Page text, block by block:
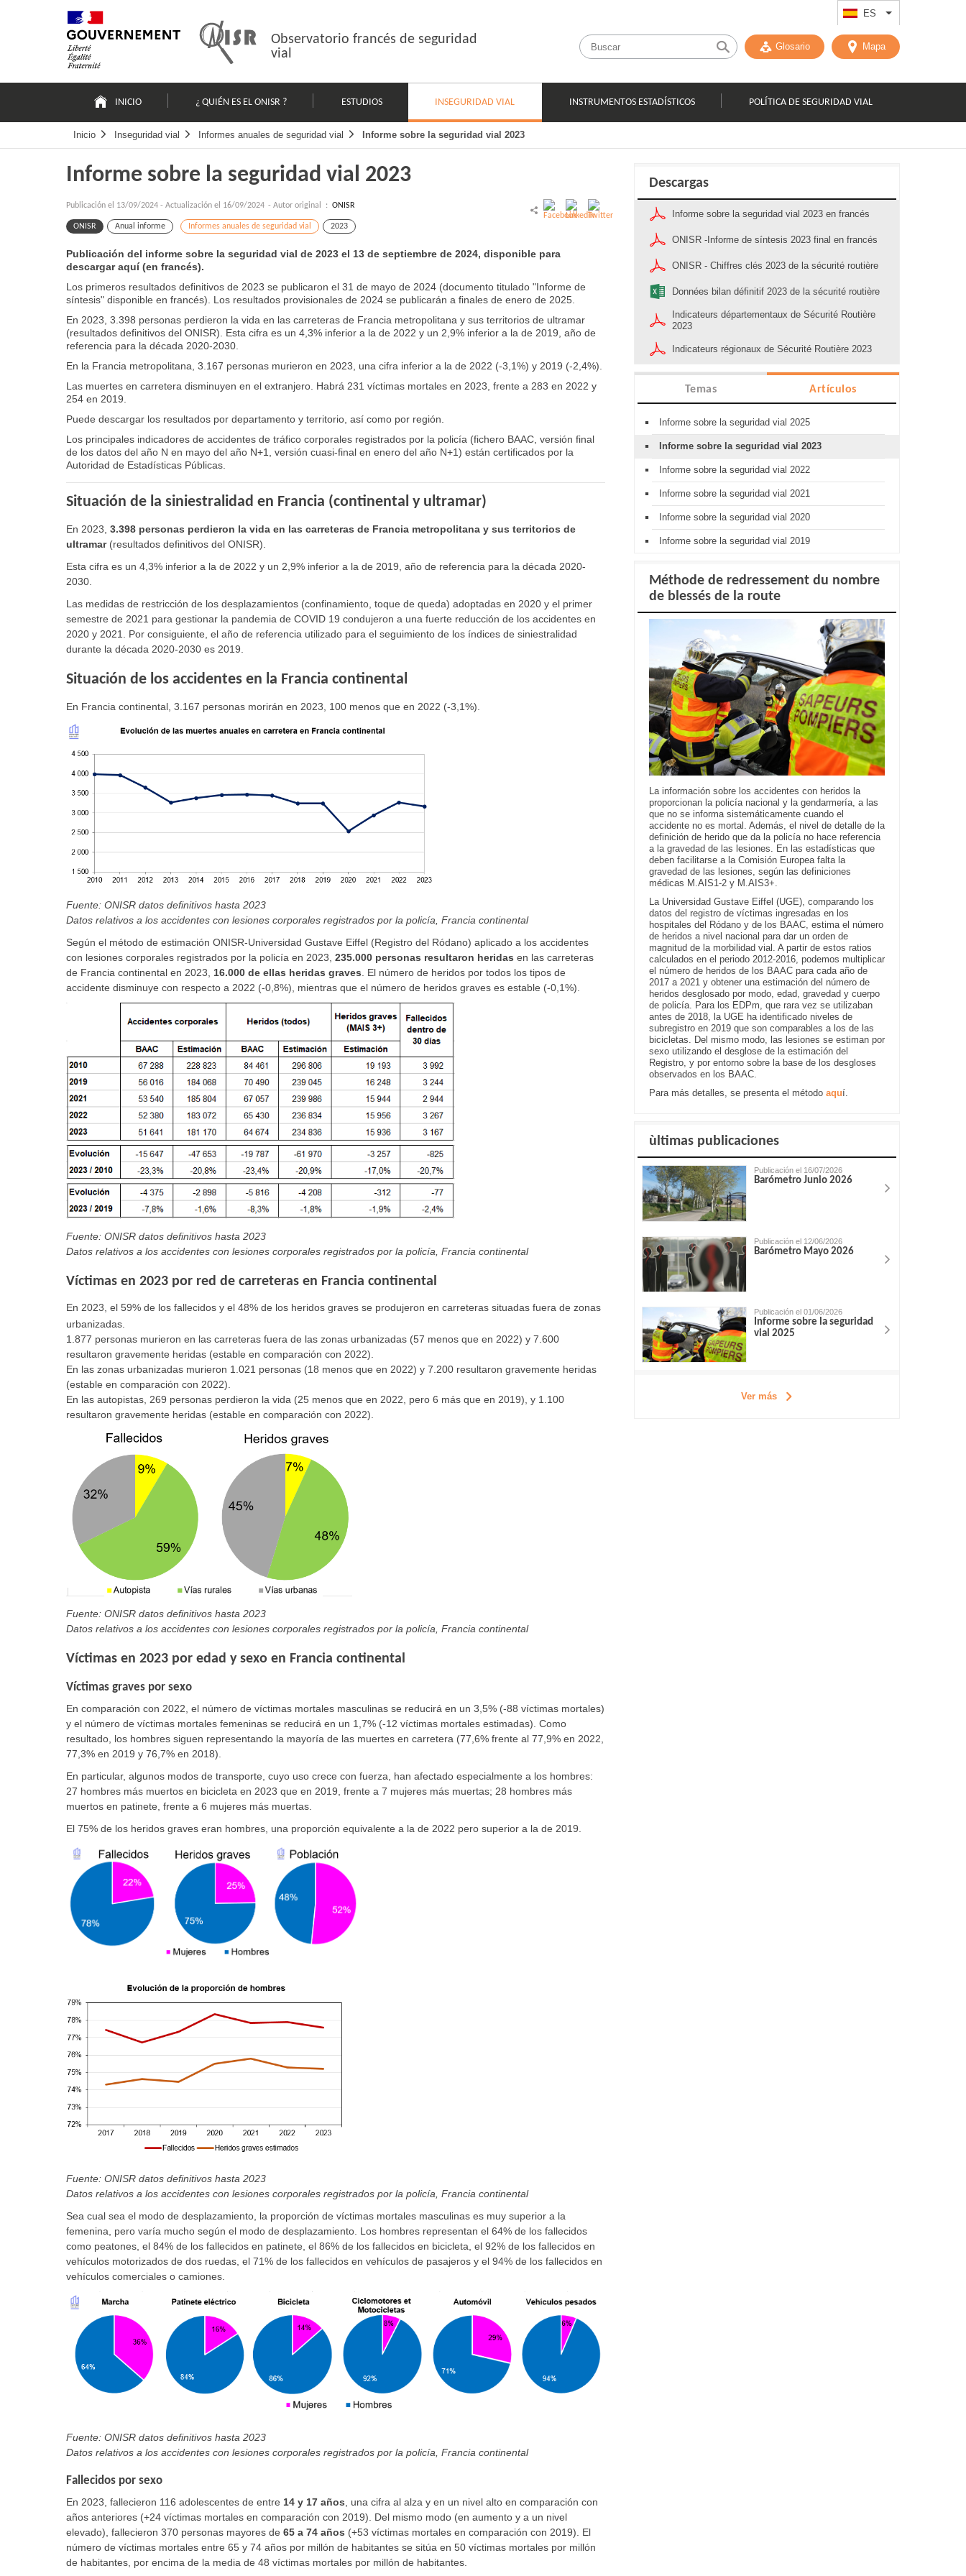
ES List additional
Observatorio francés de seguridad
vial
Glosario Mapa
principale
INICIO ¿ QUIÉN ES EL ONISR ? ESTUDIOS INSEGURIDAD VIAL INSTRUMENTOS ESTADÍSTICOS POLÍTICA DE SEGURIDAD VIAL
Inicio Inseguridad vial Informes anuales de seguridad vial Informe sobre la seguridad vial 2023
Informe sobre la seguridad vial 2023
Publicación el 13/09/2024 - Actualización el 16/09/2024 - Autor original : ONISR
ONISR Anual informe Informes anuales de seguridad vial 2023
Publicación del informe sobre la seguridad vial de 2023 el 13 de septiembre de 2024, disponible para
descargar aquí (en francés).
Los primeros resultados definitivos de 2023 se publicaron el 31 de mayo de 2024 (documento titulado "Informe de
síntesis" disponible en francés). Los resultados provisionales de 2024 se publicarán a finales de enero de 2025.
En 2023, 3.398 personas perdieron la vida en las carreteras de Francia metropolitana y sus territorios de ultramar
(resultados definitivos del ONISR). Esta cifra es un 4,3% inferior a la de 2022 y un 2,9% inferior a la de 2019, año de
referencia para la década 2020-2030.
En la Francia metropolitana, 3.167 personas murieron en 2023, una cifra inferior a la de 2022 (-3,1%) y 2019 (-2,4%).
Las muertes en carretera disminuyen en el extranjero. Habrá 231 víctimas mortales en 2023, frente a 283 en 2022 y
254 en 2019.
Puede descargar los resultados por departamento y territorio, así como por región.
Los principales indicadores de accidentes de tráfico corporales registrados por la policía (fichero BAAC, versión final
de los datos del año N en mayo del año N+1, versión cuasi-final en enero del año N+1) están certificados por la
Autoridad de Estadísticas Públicas.
Situación de la siniestralidad en Francia (continental y ultramar)
En 2023, 3.398 personas perdieron la vida en las carreteras de Francia metropolitana y sus territorios de
ultramar(resultados definitivos del ONISR).
Esta cifra es un 4,3% inferior a la de 2022 y un 2,9% inferior a la de 2019, año de referencia para la década 2020-
2030.
Las medidas de restricción de los desplazamientos (confinamiento, toque de queda) adoptadas en 2020 y el primer
semestre de 2021 para gestionar la pandemia de COVID 19 condujeron a una fuerte reducción de los accidentes en
2020 y 2021. Por consiguiente, el año de referencia utilizado para el seguimiento de los índices de siniestralidad
durante la década 2020-2030 es 2019.
Situación de los accidentes en la Francia continental
En Francia continental, 3.167 personas morirán en 2023, 100 menos que en 2022 (-3,1%).
Fuente: ONISR datos definitivos hasta 2023
Datos relativos a los accidentes con lesiones corporales registrados por la policía, Francia continental
Según el método de estimación ONISR-Universidad Gustave Eiffel (Registro del Ródano) aplicado a los accidentes
con lesiones corporales registrados por la policía en 2023, 235.000 personas resultaron heridas en las carreteras
de Francia continental en 2023, 16.000 de ellas heridas graves . El número de heridos por todos los tipos de
accidente disminuye con respecto a 2022 (-0,8%), mientras que el número de heridos graves es estable (-0,1%).
Fuente: ONISR datos definitivos hasta 2023
Datos relativos a los accidentes con lesiones corporales registrados por la policía, Francia continental
Víctimas en 2023 por red de carreteras en Francia continental
En 2023, el 59% de los fallecidos y el 48% de los heridos graves se produjeron en carreteras situadas fuera de zonas
urbanizadas.
1.877 personas murieron en las carreteras fuera de las zonas urbanizadas (57 menos que en 2022) y 7.600
resultaron gravemente heridas (estable en comparación con 2022).
En las zonas urbanizadas murieron 1.021 personas (18 menos que en 2022) y 7.200 resultaron gravemente heridas
(estable en comparación con 2022).
En las autopistas, 269 personas perdieron la vida (25 menos que en 2022, pero 6 más que en 2019), y 1.100
resultaron gravemente heridas (estable en comparación con 2022).
Fuente: ONISR datos definitivos hasta 2023
Datos relativos a los accidentes con lesiones corporales registrados por la policía, Francia continental
Víctimas en 2023 por edad y sexo en Francia continental
Víctimas graves por sexo
En comparación con 2022, el número de víctimas mortales masculinas se reducirá en un 3,5% (-88 víctimas mortales)
y el número de víctimas mortales femeninas se reducirá en un 1,7% (-12 víctimas mortales estimadas). Como
resultado, los hombres siguen representando la mayoría de las muertes en carretera (77,6% frente al 77,9% en 2022,
77,3% en 2019 y 76,7% en 2018).
En particular, algunos modos de transporte, cuyo uso crece con fuerza, han afectado especialmente a los hombres:
27 hombres más muertos en bicicleta en 2023 que en 2019, frente a 7 mujeres más muertas; 28 hombres más
muertos en patinete, frente a 6 mujeres más muertas.
El 75% de los heridos graves eran hombres, una proporción equivalente a la de 2022 pero superior a la de 2019.
Fuente: ONISR datos definitivos hasta 2023
Datos relativos a los accidentes con lesiones corporales registrados por la policía, Francia continental
Sea cual sea el modo de desplazamiento, la proporción de víctimas mortales masculinas es muy superior a la
femenina, pero varía mucho según el modo de desplazamiento. Los hombres representan el 64% de los fallecidos
como peatones, el 84% de los fallecidos en patinete, el 86% de los fallecidos en bicicleta, el 92% de los fallecidos en
vehículos motorizados de dos ruedas, el 71% de los fallecidos en vehículos de pasajeros y el 94% de los fallecidos en
vehículos comerciales o camiones.
Fuente: ONISR datos definitivos hasta 2023
Datos relativos a los accidentes con lesiones corporales registrados por la policía, Francia continental
Fallecidos por sexo
En 2023, fallecieron 116 adolescentes de entre 14 y 17 años , una cifra al alza y en un nivel alto en comparación con
años anteriores (+24 víctimas mortales en comparación con 2019). Del mismo modo (en aumento y a un nivel
elevado), fallecieron 370 personas mayores de 65 a 74 años (+53 víctimas mortales en comparación con 2019). El
número de víctimas mortales entre 65 y 74 años por millón de habitantes se sitúa en 50 víctimas mortales por millón
de habitantes, por encima de la media de 48 víctimas mortales por millón de habitantes.
Descargas
Informe sobre la seguridad vial 2023 en francés
ONISR -Informe de síntesis 2023 final en francés
ONISR - Chiffres clés 2023 de la sécurité routière
Données bilan définitif 2023 de la sécurité routière
Indicateurs départementaux de Sécurité Routière
2023
Indicateurs régionaux de Sécurité Routière 2023
Temas Artículos
Informe sobre la seguridad vial 2025
Informe sobre la seguridad vial 2023
Informe sobre la seguridad vial 2022
Informe sobre la seguridad vial 2021
Informe sobre la seguridad vial 2020
Informe sobre la seguridad vial 2019
Méthode de redressement du nombre
de blessés de la route
La información sobre los accidentes con heridos la
proporcionan la policía nacional y la gendarmería, a las
que no se informa sistemáticamente cuando el
accidente no es mortal. Además, el nivel de detalle de la
definición de herido que da la policía no hace referencia
a la gravedad de las lesiones. En las estadísticas que
deben facilitarse a la Comisión Europea falta la
gravedad de las lesiones, según las definiciones
médicas M.AIS1-2 y M.AIS3+.
La Universidad Gustave Eiffel (UGE), comparando los
datos del registro de víctimas ingresadas en los
hospitales del Ródano y de los BAAC, estima el número
de heridos a nivel nacional para dar un orden de
magnitud de la morbilidad vial. A partir de estos ratios
calculados en el periodo 2012-2016, podemos multiplicar
el número de heridos de los BAAC para cada año de
2017 a 2021 y obtener una estimación del número de
heridos desglosado por modo, edad, gravedad y cuerpo
de policía. Para los EDPm, que rara vez se utilizaban
antes de 2018, la UGE ha identificado niveles de
subregistro en 2019 que son comparables a los de las
bicicletas. Del mismo modo, las lesiones se estiman por
sexo utilizando el desglose de la estimación del
Registro, y por entorno sobre la base de los desgloses
observados en los BAAC.
Para más detalles, se presenta el método aquí.
ùltimas publicaciones
Publicación el 16/07/2026
Barómetro Junio 2026
Publicación el 12/06/2026
Barómetro Mayo 2026
Publicación el 01/06/2026
Informe sobre la seguridad
vial 2025
Ver más